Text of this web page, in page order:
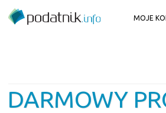
MOJE
DARMOWY